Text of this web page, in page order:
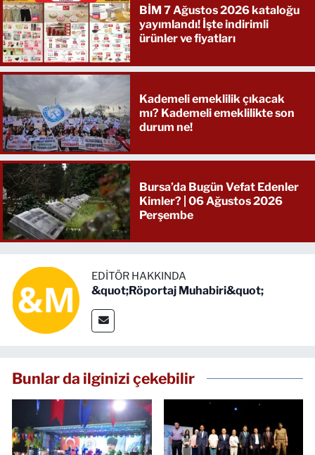
BİM 7 Ağustos 2026 kataloğu
yayımlandı! İşte indirimli
ürünler ve fiyatları
Kademeli emeklilik çıkacak
mı? Kademeli emeklilikte son
durum ne!
Bursa’da Bugün Vefat Edenler
Kimler? | 06 Ağustos 2026
Perşembe
EDITÖR HAKKINDA
&quot;Röportaj Muhabiri&quot;
Bunlar da ilginizi çekebilir